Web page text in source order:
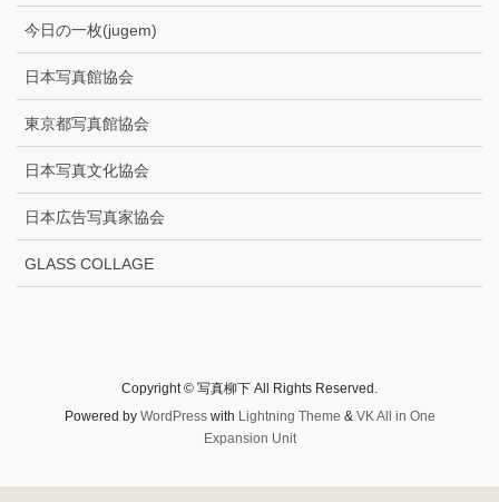
今日の一枚(jugem)
日本写真館協会
東京都写真館協会
日本写真文化協会
日本広告写真家協会
GLASS COLLAGE
Copyright © 写真柳下 All Rights Reserved.
Powered by WordPresswith Lightning Theme & VK All in One
Expansion Unit